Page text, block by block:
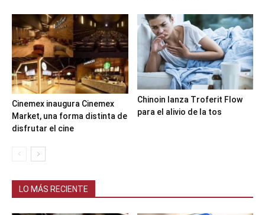
Cinemex inaugura Cinemex
Market, una forma distinta de
disfrutar el cine
Chinoin lanza Troferit Flow
para el alivio de la tos
LO MÁS RECIENTE